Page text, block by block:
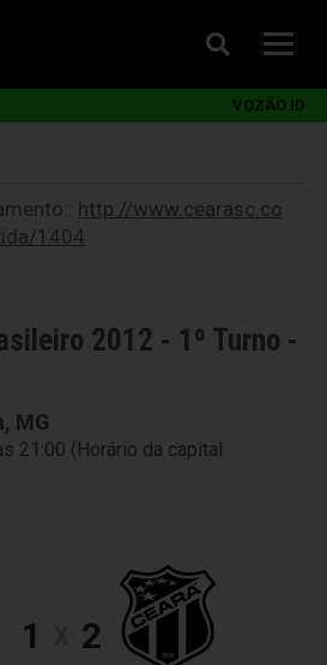
VOZÃO ID
http://www.cearasc.co
1404
2012 - 1º Turno -
MG
21:00 (Horário da capital
1 2